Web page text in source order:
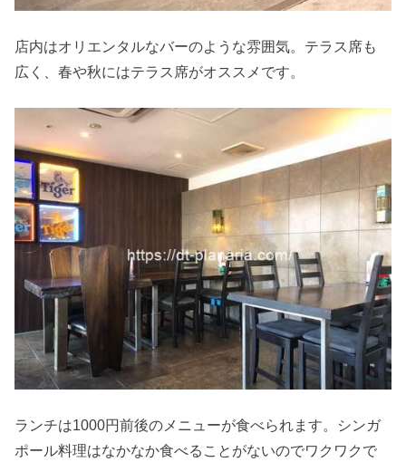
店内はオリエンタルなバーのような雰囲気。テラス席も
広く、春や秋にはテラス席がオススメです。
ランチは1000円前後のメニューが食べられます。シンガ
ポール料理はなかなか食べることがないのでワクワクで